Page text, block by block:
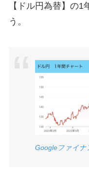
【ドル円為替】の1
う。
Googleファイナ